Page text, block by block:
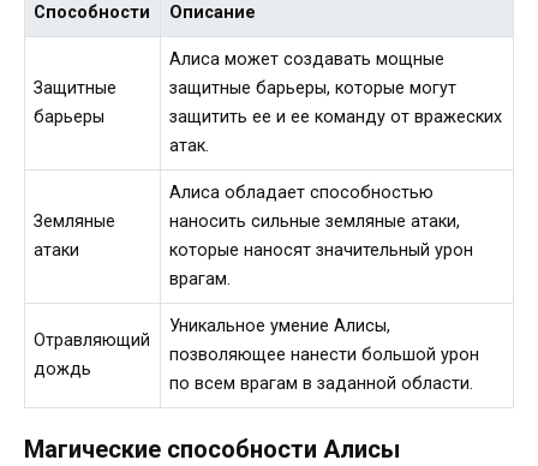
Способности Описание
Защитные
барьеры
Алиса может создавать мощные
защитные барьеры, которые могут
защитить ее и ее команду от вражеских
атак.
Земляные
атаки
Алиса обладает способностью
наносить сильные земляные атаки,
которые наносят значительный урон
врагам.
Отравляющий
дождь
Уникальное умение Алисы,
позволяющее нанести большой урон
по всем врагам в заданной области.
Магические способности Алисы